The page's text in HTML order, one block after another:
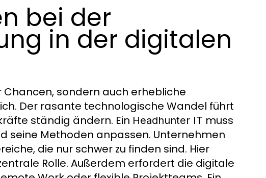
bei der
in der digitalen
sondern auch erhebliche
Der rasante technologische Wandel führt
ständig ändern. Ein Headhunter IT muss
seine Methoden anpassen. Unternehmen
die nur schwer zu finden sind. Hier
Rolle. Außerdem erfordert die digitale